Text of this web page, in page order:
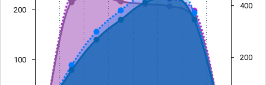
100
200
200
400